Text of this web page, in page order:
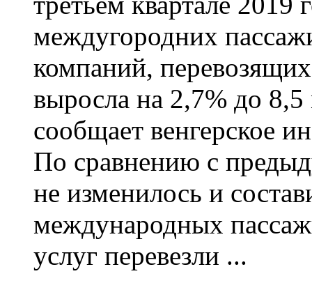
междугородних
компаний,
выросла на 2,7% до
сообщает венгерское
По сравнению с
не изменилось и
международных
услуг перевезли ...